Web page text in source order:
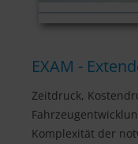
EXAM -
Zeitdruck,
Komplexität der